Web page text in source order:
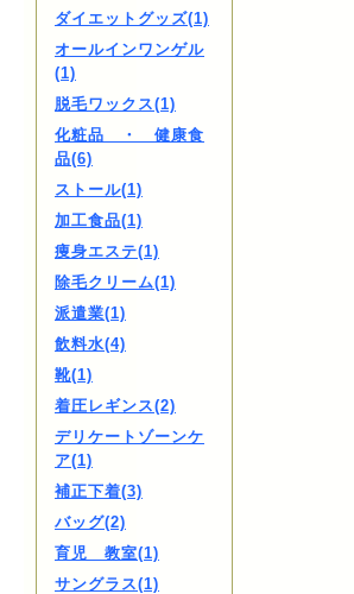
ダイエットグッズ(1)
オールインワンゲル
(1)
脱毛ワックス(1)
化粧品 ・ 健康食
品(6)
ストール(1)
加工食品(1)
痩身エステ(1)
除毛クリーム(1)
派遣業(1)
飲料水(4)
靴(1)
着圧レギンス(2)
デリケートゾーンケ
ア(1)
補正下着(3)
バッグ(2)
育児 教室(1)
サングラス(1)